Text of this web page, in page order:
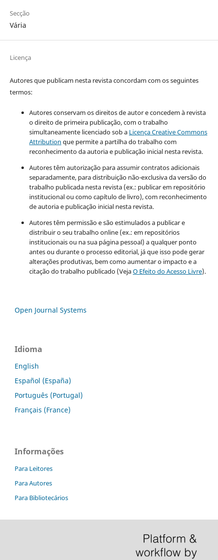
Secção
Vária
Licença
Autores que publicam nesta revista concordam com os seguintes
termos:
Autores conservam os direitos de autor e concedem à revista
o direito de primeira publicação, com o trabalho
simultaneamente licenciado sob a Licença Creative Commons
Attribution que permite a partilha do trabalho com
reconhecimento da autoria e publicação inicial nesta revista.
Autores têm autorização para assumir contratos adicionais
separadamente, para distribuição não-exclusiva da versão do
trabalho publicada nesta revista (ex.: publicar em repositório
institucional ou como capítulo de livro), com reconhecimento
de autoria e publicação inicial nesta revista.
Autores têm permissão e são estimulados a publicar e
distribuir o seu trabalho online (ex.: em repositórios
institucionais ou na sua página pessoal) a qualquer ponto
antes ou durante o processo editorial, já que isso pode gerar
alterações produtivas, bem como aumentar o impacto e a
citação do trabalho publicado (VejaO Efeito do Acesso Livre).
Open Journal Systems
Idioma
English
Español (España)
Português (Portugal)
Français (France)
Informações
Para Leitores
Para Autores
Para Bibliotecários